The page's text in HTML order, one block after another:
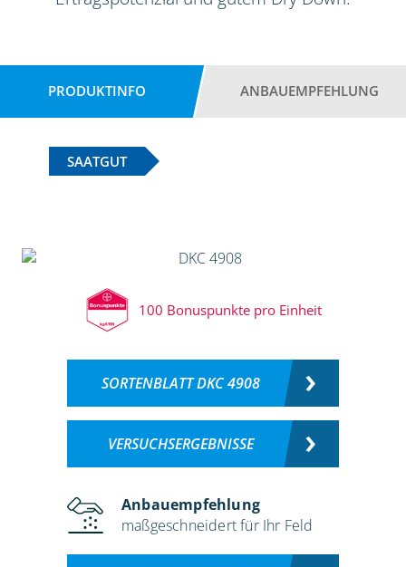
PRODUKTINFO ANBAUEMPFEHLUNG
SAATGUT
100 Bonuspunkte pro Einheit
SORTENBLATT DKC 4908
VERSUCHSERGEBNISSE
Anbauempfehlung
maßgeschneidert für Ihr Feld